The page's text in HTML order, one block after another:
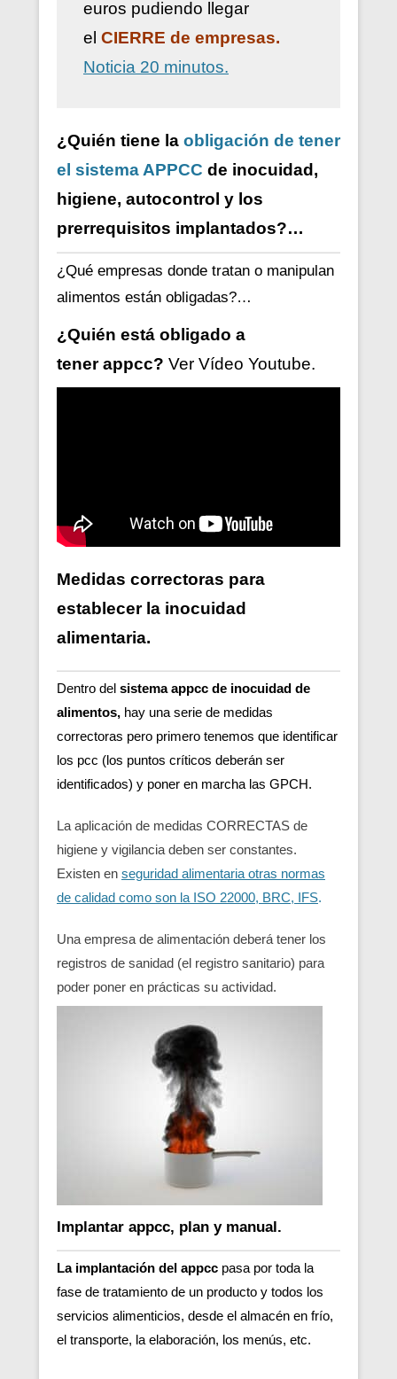
euros pudiendo llegar
el CIERRE de empresas.
Noticia 20 minutos.
¿Quién tiene la obligación de tener
el sistema APPCC de inocuidad,
higiene, autocontrol y los
prerrequisitos implantados?…
¿Qué empresas donde tratan o manipulan
alimentos están obligadas?…
¿Quién está obligado a
tenerappcc? Ver Vídeo Youtube.
Medidas correctoras para
establecer la inocuidad
alimentaria.
Dentro del sistema appcc de inocuidad de
alimentos, hay una serie de medidas
correctoras pero primero tenemos que identificar
los pcc (los puntos críticos deberán ser
identificados) y poner en marcha las GPCH.
La aplicación de medidas CORRECTAS de
higiene y vigilancia deben ser constantes.
Existen en seguridad alimentaria otras normas
de calidad como son la ISO 22000, BRC, IFS.
Una empresa de alimentación deberá tener los
registros de sanidad (el registro sanitario) para
poder poner en prácticas su actividad.
Implantar appcc, plan y manual.
La implantación del appcc pasa por toda la
fase de tratamiento de un producto y todos los
servicios alimenticios, desde el almacén en frío,
el transporte, la elaboración, los menús, etc.